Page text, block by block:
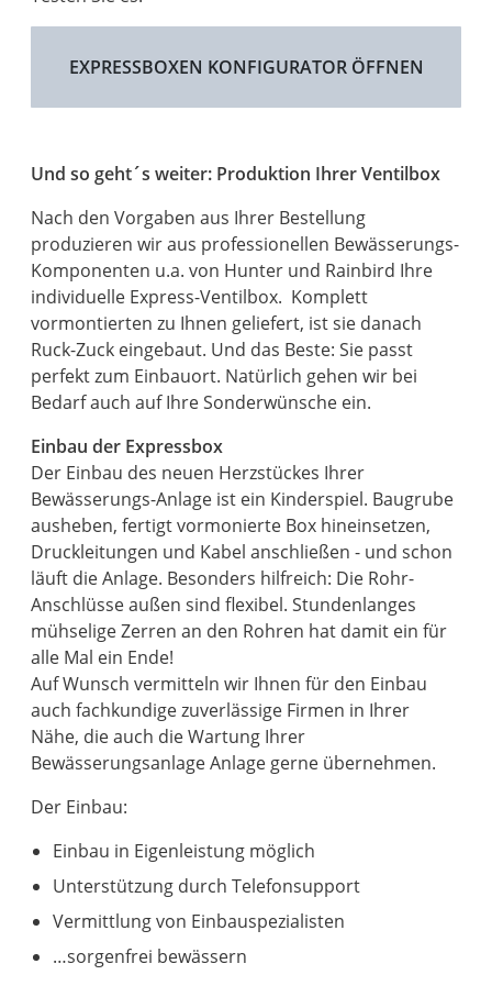
EXPRESSBOXEN KONFIGURATOR ÖFFNEN
Und so geht´s weiter: Produktion Ihrer Ventilbox
Nach den Vorgaben aus Ihrer Bestellung
produzieren wir aus professionellen Bewässerungs-
Komponenten u.a. von Hunter und Rainbird Ihre
individuelle Express-Ventilbox. Komplett
vormontierten zu Ihnen geliefert, ist sie danach
Ruck-Zuck eingebaut. Und das Beste: Sie passt
perfekt zum Einbauort. Natürlich gehen wir bei
Bedarf auch auf Ihre Sonderwünsche ein.
Einbau der Expressbox
Der Einbau des neuen Herzstückes Ihrer
Bewässerungs-Anlage ist ein Kinderspiel. Baugrube
ausheben, fertigt vormonierte Box hineinsetzen,
Druckleitungen und Kabel anschließen - und schon
läuft die Anlage. Besonders hilfreich: Die Rohr-
Anschlüsse außen sind flexibel. Stundenlanges
mühselige Zerren an den Rohren hat damit ein für
alle Mal ein Ende!
Auf Wunsch vermitteln wir Ihnen für den Einbau
auch fachkundige zuverlässige Firmen in Ihrer
Nähe, die auch die Wartung Ihrer
Bewässerungsanlage Anlage gerne übernehmen.
Der Einbau:
Einbau in Eigenleistung möglich
Unterstützung durch Telefonsupport
Vermittlung von Einbauspezialisten
…sorgenfrei bewässern